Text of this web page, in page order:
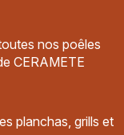
nos poêles
CERAMETE
planchas, grills et